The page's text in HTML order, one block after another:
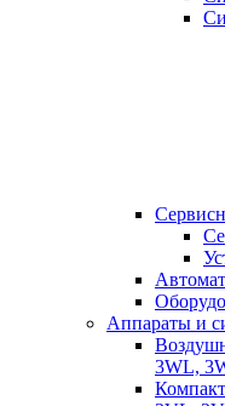
Аппараты и
3WL,